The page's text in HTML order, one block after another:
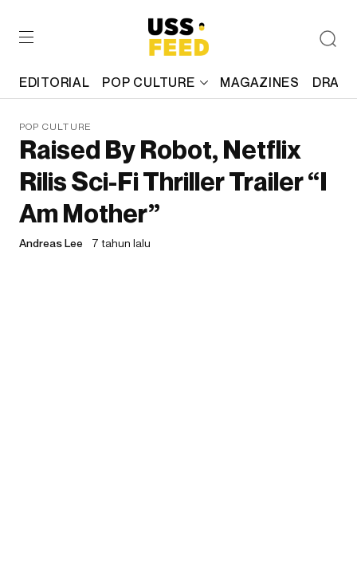
EDITORIAL POP CULTURE MAGAZINES
POP CULTURE
Raised By Robot, Netflix
Rilis Sci-Fi Thriller Trailer “I
Am Mother”
Andreas Lee 7 tahun lalu